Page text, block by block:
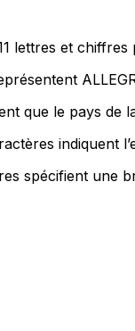
lettres et
que le pays de
indiquent
spécifient une